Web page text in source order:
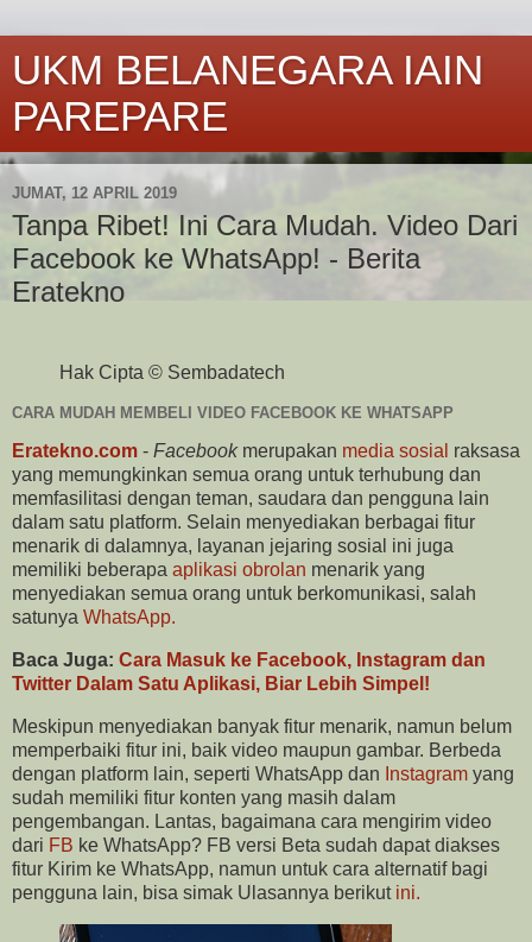
UKM BELANEGARA IAIN
PAREPARE
JUMAT, 12 APRIL 2019
Tanpa Ribet! Ini Cara Mudah. ​​Video Dari
Facebook ke WhatsApp! - Berita
Eratekno
Hak Cipta © Sembadatech
CARA MUDAH MEMBELI VIDEO FACEBOOK KE WHATSAPP
Eratekno.com - Facebookmerupakan media sosial raksasa
yang memungkinkan semua orang untuk terhubung dan
memfasilitasi dengan teman, saudara dan pengguna lain
dalam satu platform. Selain menyediakan berbagai fitur
menarik di dalamnya, layanan jejaring sosial ini juga
memiliki beberapa aplikasi obrolan menarik yang
menyediakan semua orang untuk berkomunikasi, salah
satunya WhatsApp.
Baca Juga: Cara Masuk ke Facebook, Instagram dan
Twitter Dalam Satu Aplikasi, Biar Lebih Simpel!
Meskipun menyediakan banyak fitur menarik, namun belum
memperbaiki fitur ini, baik video maupun gambar. Berbeda
dengan platform lain, seperti WhatsApp dan Instagram yang
sudah memiliki fitur konten yang masih dalam
pengembangan. Lantas, bagaimana cara mengirim video
dari FB ke WhatsApp? FB versi Beta sudah dapat diakses
fitur Kirim ke WhatsApp, namun untuk cara alternatif bagi
pengguna lain, bisa simak Ulasannya berikut ini.